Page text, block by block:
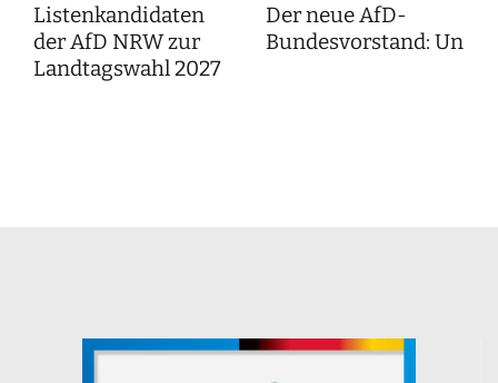
Listenkandidaten
der AfD NRW zur
Landtagswahl 2027
Der neue AfD-
Bundesvorstand: